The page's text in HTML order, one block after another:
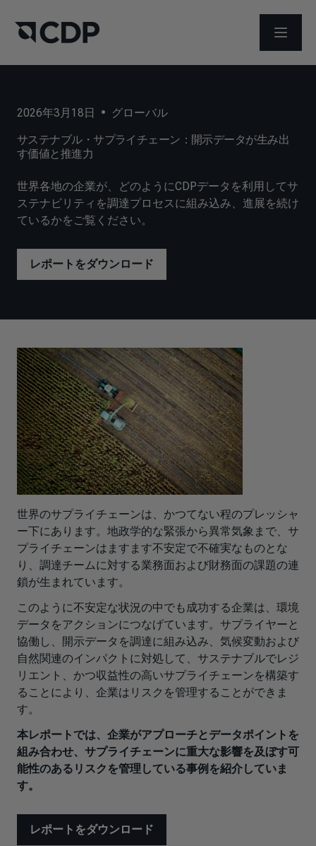
メニュ
2026年3月18日 • グローバル
サステナブル・サプライチェーン：開示データが生み出
す価値と推進力
世界各地の企業が、どのようにCDPデータを利用してサ
ステナビリティを調達プロセスに組み込み、進展を続け
ているかをご覧ください。
レポートをダウンロード
世界のサプライチェーンは、かつてない程のプレッシャ
ー下にあります。地政学的な緊張から異常気象まで、サ
プライチェーンはますます不安定で不確実なものとな
り、調達チームに対する業務面および財務面の課題の連
鎖が生まれています。
このように不安定な状況の中でも成功する企業は、環境
データをアクションにつなげています。サプライヤーと
協働し、開示データを調達に組み込み、気候変動および
自然関連のインパクトに対処して、サステナブルでレジ
リエント、かつ収益性の高いサプライチェーンを構築す
ることにより、企業はリスクを管理することができま
す。
本レポートでは、企業がアプローチとデータポイントを
組み合わせ、サプライチェーンに重大な影響を及ぼす可
能性のあるリスクを管理している事例を紹介していま
す。
レポートをダウンロード